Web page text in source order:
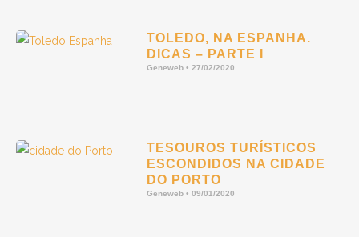
TOLEDO, NA ESPANHA.
DICAS – PARTE I
Geneweb 27/02/2020
TESOUROS TURÍSTICOS
ESCONDIDOS NA CIDADE
DO PORTO
Geneweb 09/01/2020